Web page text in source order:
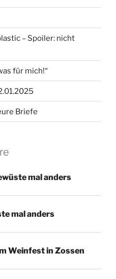
– Spoiler: nicht
für mich!“
Briefe
mal anders
mal anders
Weinfest in Zossen